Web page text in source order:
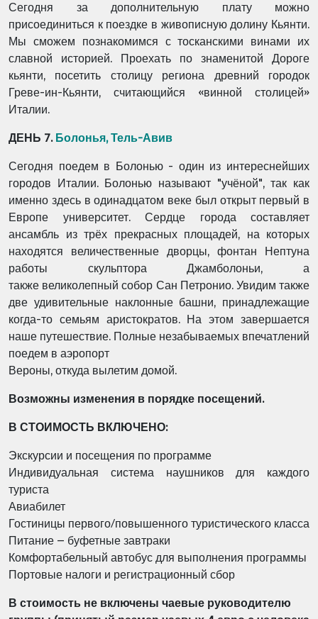
Сегодня за дополнительную плату можно
присоединиться к поездке в живописную долину Кьянти.
Мы сможем познакомимся с тосканскими винами их
славной историей. Проехать по знаменитой Дороге
кьянти, посетить столицу региона древний городок
Греве-ин-Кьянти, считающийся «винной столицей»
Италии.
ДЕНЬ 7. Болонья, Тель-Авив
Сегодня поедем в Болонью - один из интереснейших
городов Италии. Болонью называют "учёной", так как
именно здесь в одинадцатом веке был открыт первый в
Европе университет. Сердце города составляет
ансамбль из трёх прекрасных площадей, на которых
находятся величественные дворцы, фонтан Нептуна
работы скульптора Джамболоньи, а
также великолепный собор Сан Петронио. Увидим также
две удивительные наклонные башни, принадлежащие
когда-то семьям аристократов. На этом завершается
наше путешествие. Полные незабываемых впечатлений
поедем в аэропорт
Вероны, откуда вылетим домой.
Возможны изменения в порядке посещений.
В СТОИМОСТЬ ВКЛЮЧЕНО:
Экскурсии и посещения по программе
Индивидуальная система наушников для каждого
туриста
Авиабилет
Гостиницы первого/повышенного туристического класса
Питание – буфетные завтраки
Комфортабельный автобус для выполнения программы
Портовые налоги и регистрационный сбор
В стоимость не включены чаевые руководителю